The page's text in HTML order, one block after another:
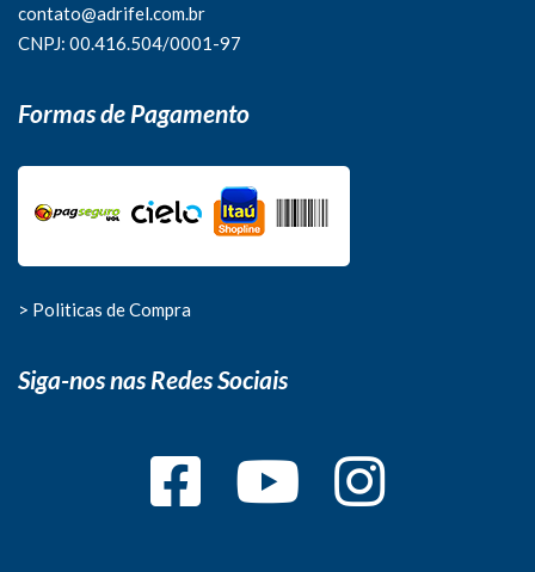
contato@adrifel.com.br
CNPJ: 00.416.504/0001-97
Formas de Pagamento
> Politicas de Compra
Siga-nos nas Redes Sociais